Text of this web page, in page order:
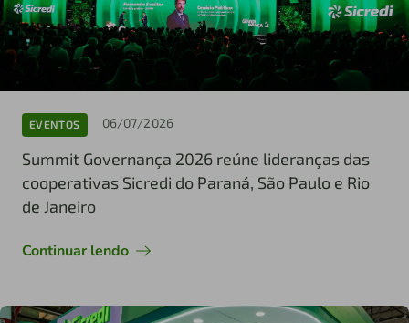
EVENTOS 06/07/2026
Summit Governança 2026 reúne lideranças das
cooperativas Sicredi do Paraná, São Paulo e Rio
de Janeiro
Continuar lendo